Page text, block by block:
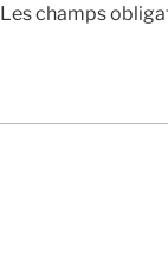
Les champs